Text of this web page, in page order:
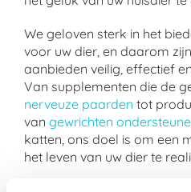
We geloven sterk in het
voor uw dier, en daarom
aanbieden veilig, effectief
Van supplementen die de
nerveuze paarden tot
van gewrichten
katten, ons doel is om een
het leven van uw dier te